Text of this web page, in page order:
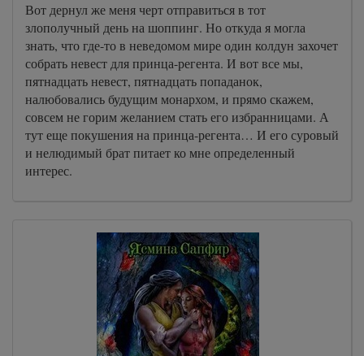
Вот дернул же меня черт отправиться в тот
злополучный день на шоппинг. Но откуда я могла
знать, что где-то в неведомом мире один колдун захочет
собрать невест для принца-регента. И вот все мы,
пятнадцать невест, пятнадцать попаданок,
налюбовались будущим монархом, и прямо скажем,
совсем не горим желанием стать его избранницами. А
тут еще покушения на принца-регента… И его суровый
и нелюдимый брат питает ко мне определенный
интерес.